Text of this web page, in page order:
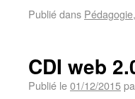
Publié dans Pédagogie,
CDI web
Publié le01/12/2015